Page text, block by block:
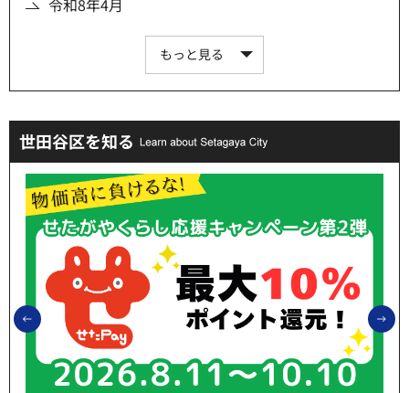
もっと見る
世田谷区を知る
前のスライドを表示